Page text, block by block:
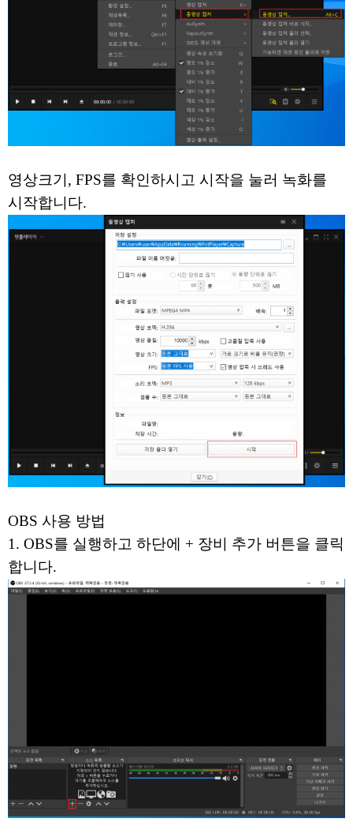
영상크기, FPS를 확인하시고 시작을 눌러 녹화를
시작합니다.
OBS 사용 방법
1. OBS를 실행하고 하단에 + 장비 추가 버튼을 클릭
합니다.